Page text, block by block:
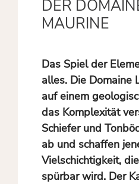
DER
MAURINE
Das Spiel der
alles. Die Domaine
auf einem
das Komplexität
Schiefer und
ab und schaffen
Vielschichtigkeit,
spürbar wird. Der